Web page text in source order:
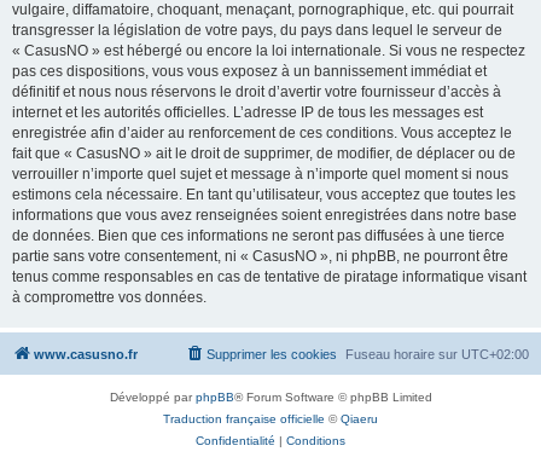
vulgaire, diffamatoire, choquant, menaçant, pornographique, etc. qui pourrait
transgresser la législation de votre pays, du pays dans lequel le serveur de
« CasusNO » est hébergé ou encore la loi internationale. Si vous ne respectez
pas ces dispositions, vous vous exposez à un bannissement immédiat et
définitif et nous nous réservons le droit d’avertir votre fournisseur d’accès à
internet et les autorités officielles. L’adresse IP de tous les messages est
enregistrée afin d’aider au renforcement de ces conditions. Vous acceptez le
fait que « CasusNO » ait le droit de supprimer, de modifier, de déplacer ou de
verrouiller n’importe quel sujet et message à n’importe quel moment si nous
estimons cela nécessaire. En tant qu’utilisateur, vous acceptez que toutes les
informations que vous avez renseignées soient enregistrées dans notre base
de données. Bien que ces informations ne seront pas diffusées à une tierce
partie sans votre consentement, ni « CasusNO », ni phpBB, ne pourront être
tenus comme responsables en cas de tentative de piratage informatique visant
à compromettre vos données.
www.casusno.fr Fuseau horaire sur UTC+02:00
Supprimer les cookies
Développé parphpBB® Forum Software © phpBB Limited
Traduction française officielle ©Qiaeru
Confidentialité | Conditions